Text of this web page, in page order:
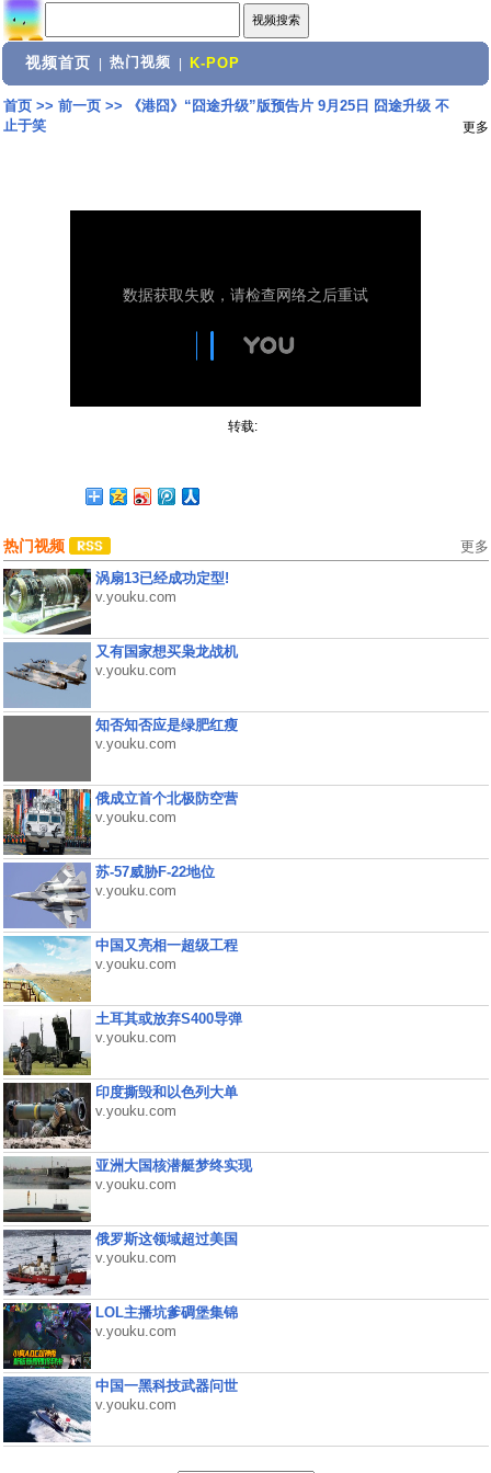
视频首页 热门视频 K-POP
首页>> 前一页>>
《港囧》“囧途升级”版预告片 9月25日 囧途升级 不
止于笑
更多
转载:
热门视频 更多
涡扇13已经成功定型!
v.youku.com
又有国家想买枭龙战机
v.youku.com
知否知否应是绿肥红瘦
v.youku.com
俄成立首个北极防空营
v.youku.com
苏-57威胁F-22地位
v.youku.com
中国又亮相一超级工程
v.youku.com
土耳其或放弃S400导弹
v.youku.com
印度撕毁和以色列大单
v.youku.com
亚洲大国核潜艇梦终实现
v.youku.com
俄罗斯这领域超过美国
v.youku.com
LOL主播坑爹碉堡集锦
v.youku.com
中国一黑科技武器问世
v.youku.com